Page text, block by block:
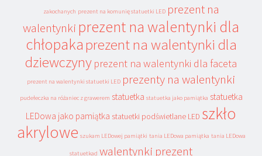
zakochanych prezent na komunię statuetki LED prezent na
walentynki prezent na walentynki dla
chłopakaprezent na walentynki dla
dziewczyny prezent na walentynki dla faceta
prezent na walentynki statuetki LED prezenty na walentynki
pudełeczka na różaniec z grawerem statuetka statuetka jako pamiątka statuetka
LEDowa jako pamiątka statuetki podświetlane LED szkło
akrylowe szukam LEDowej pamiątki tania LEDowa pamiątka tania LEDowa
statuetkad walentynki prezent